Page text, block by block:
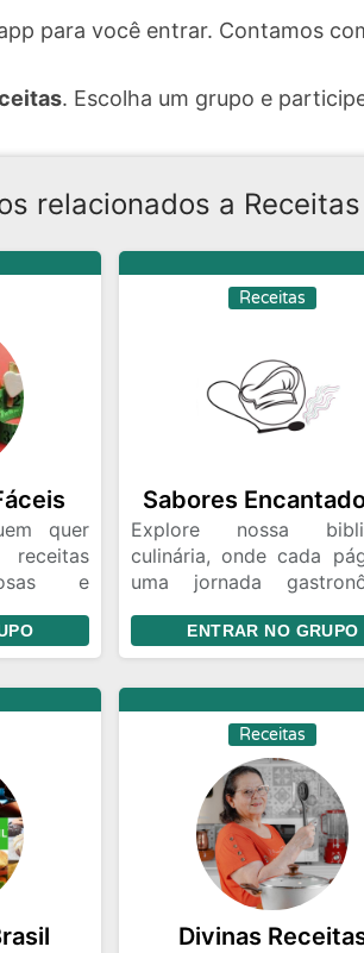
para você entrar. Contamos
. Escolha um grupo e
relacionados a Receitas
quer
e
dicas,
e
Um
bem e
seu
Receitas
Explore nossa
culinária, onde cada
uma jornada
segredos de chefs
e crie momentos
na cozinha.
paixão por
deliciosas experiências
nossos livros de
Inspire-se, cozinhe com
e escreva sua própria
gastronômica!✨🧑‍🍳🥘
ENTRAR NO GRUPO
Receitas
Divinas